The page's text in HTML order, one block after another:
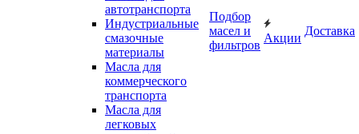
автотранспорта
Индустриальные
смазочные
материалы
Масла для
коммерческого
транспорта
Масла для
легковых
Подбор
масел и
фильтров
Акции
Доставка